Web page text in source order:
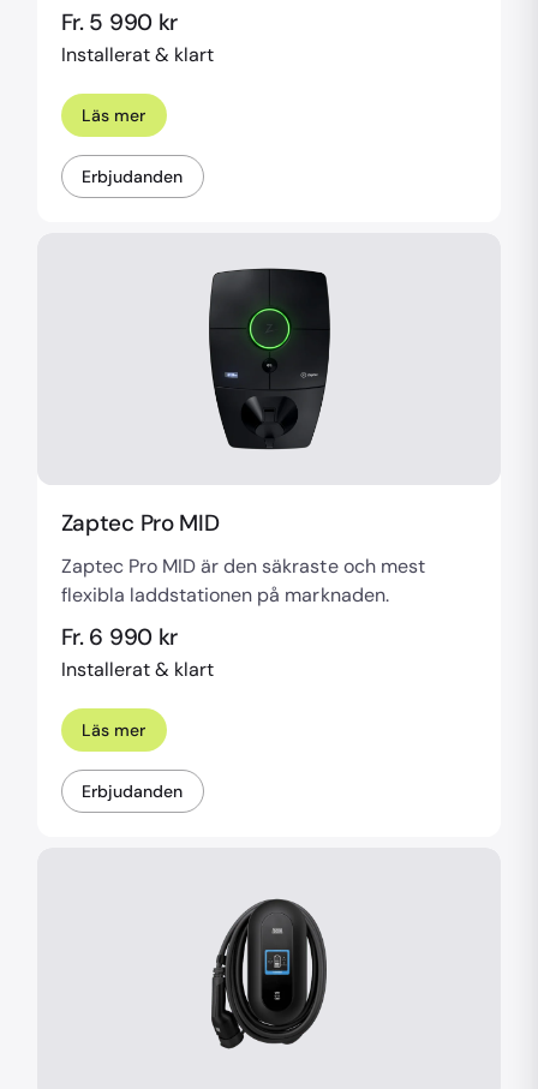
Fr. 5 990 kr
Installerat & klart
Läs mer
Erbjudanden
Zaptec Pro MID
Zaptec Pro MID är den säkraste och mest
flexibla laddstationen på marknaden.
Fr. 6 990 kr
Installerat & klart
Läs mer
Erbjudanden